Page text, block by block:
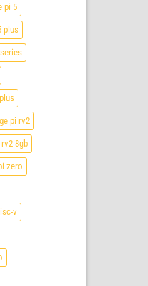
pi 5
plus
pi rv2
8gb
zero
v